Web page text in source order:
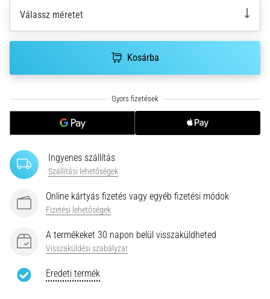
Plantar
Fasciitis:
Tünetek,
a
leghatékonyabb
kezelések
tapasztalsz
futás
közben
vagy
után?
egyik
leggyakoribb
ok
Válassz méretet
Kosárba
Ingyenes szállítás
Szállítási lehetőségek
Online kártyás fizetés vagy egyéb fizetési módok
Fizetési lehetőségek
A termékeket 30 napon belül visszaküldheted
Visszaküldési szabályzat
Eredeti termék